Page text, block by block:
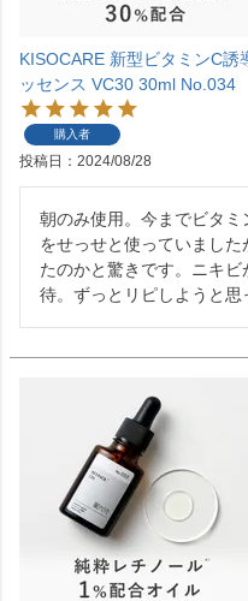
KISOCARE 新型ビタミンC
ッセンス VC30 30ml No.034
購入者
投稿日 2024/08/28
朝のみ使用。今までビタ
をせっせと使っていまし
たのかと驚きです。ニキ
待。ずっとリピしようと思